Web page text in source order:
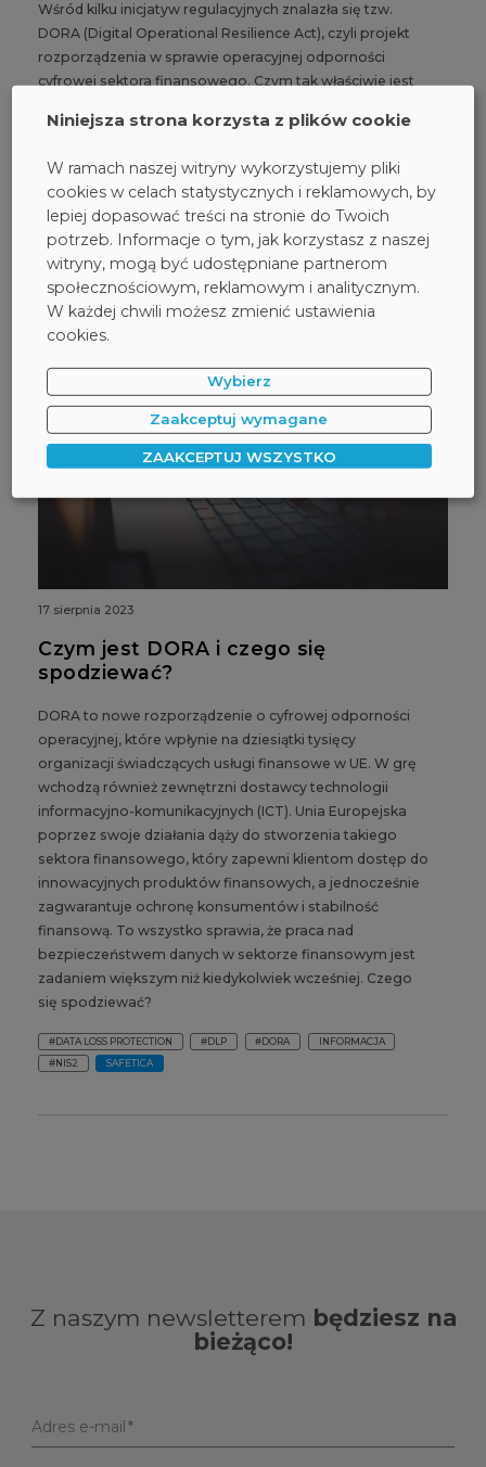
Wśród kilku inicjatyw regulacyjnych znalazła się tzw.
DORA (Digital Operational Resilience Act), czyli projekt
rozporządzenia w sprawie operacyjnej odporności
cyfrowej sektora finansowego. Czym tak właściwie jest
17 sierpnia 2023
Czym jest DORA i czego się
spodziewać?
DORA to nowe rozporządzenie o cyfrowej odporności
operacyjnej, które wpłynie na dziesiątki tysięcy
organizacji świadczących usługi finansowe w UE. W grę
wchodzą również zewnętrzni dostawcy technologii
informacyjno-komunikacyjnych (ICT). Unia Europejska
poprzez swoje działania dąży do stworzenia takiego
sektora finansowego, który zapewni klientom dostęp do
innowacyjnych produktów finansowych, a jednocześnie
zagwarantuje ochronę konsumentów i stabilność
finansową. To wszystko sprawia, że praca nad
bezpieczeństwem danych w sektorze finansowym jest
zadaniem większym niż kiedykolwiek wcześniej. Czego
się spodziewać?
#DATA LOSS PROTECTION #DLP #DORA
INFORMACJA
#NIS2
SAFETICA
Z naszym newsletterem będziesz na
bieżąco!
Adres e-mail
Niniejsza strona korzysta z plików cookie
W ramach naszej witryny wykorzystujemy pliki
cookies w celach statystycznych i reklamowych, by
lepiej dopasować treści na stronie do Twoich
potrzeb. Informacje o tym, jak korzystasz z naszej
witryny, mogą być udostępniane partnerom
społecznościowym, reklamowym i analitycznym.
W każdej chwili możesz zmienić ustawienia
cookies.
Wybierz
Zaakceptuj wymagane
ZAAKCEPTUJ WSZYSTKO